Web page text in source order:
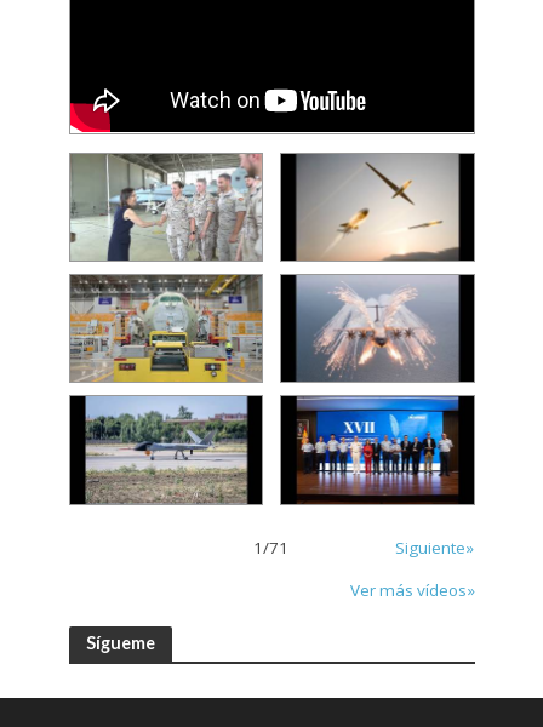
1/71
Siguiente»
Ver más vídeos»
Sígueme